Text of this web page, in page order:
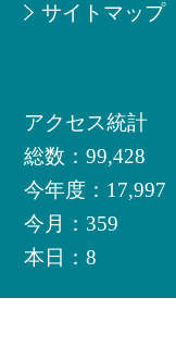
サイトマップ
アクセス統計
総数：99,428
今年度： 17,997
今月： 359
本日：8